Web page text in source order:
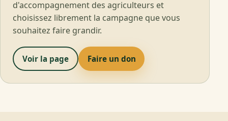
d'accompagnement des agriculteurs et
choisissez librement la campagne que vous
souhaitez faire grandir.
Voir la page Faire un don